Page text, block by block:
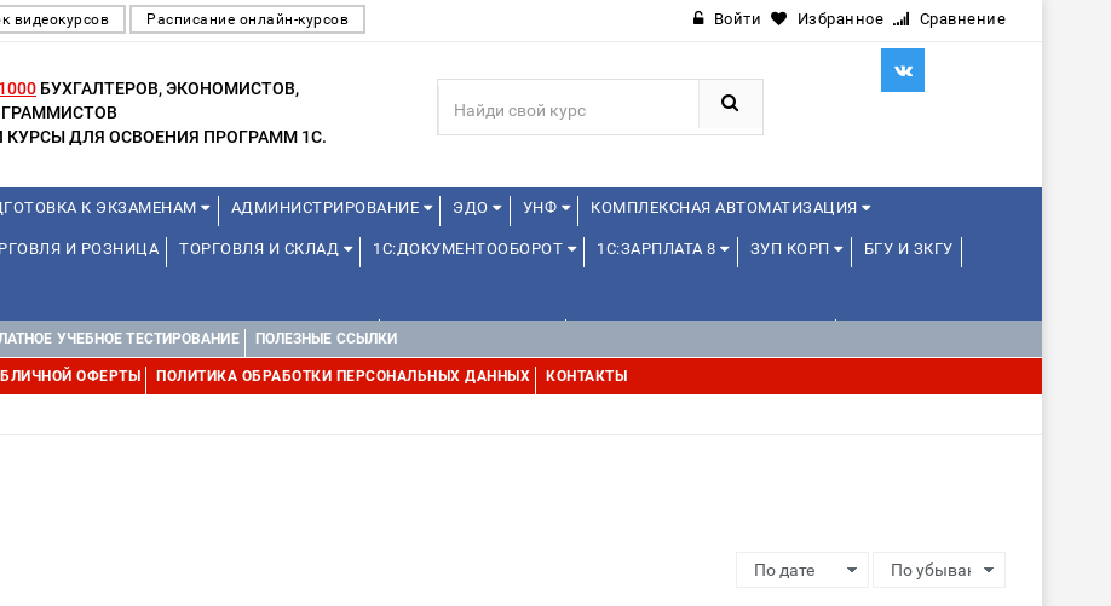
видеокурсов Расписание онлайн-курсов Войти Избранное Сравнение
БУХГАЛТЕРОВ, ЭКОНОМИСТОВ,
ДЛЯ ОСВОЕНИЯ ПРОГРАММ 1С.
К ЭКЗАМЕНАМ АДМИНИСТРИРОВАНИЕ ЭДО УНФ КОМПЛЕКСНАЯ АВТОМАТИЗАЦИЯ
И РОЗНИЦА ТОРГОВЛЯ И СКЛАД 1С:ДОКУМЕНТООБОРОТ 1С:ЗАРПЛАТА 8 ЗУП КОРП БГУ И ЗКГУ
ДЛЯ ПРЕПОДАВАТЕЛЕЙ ШКОЛЬНЫХ КУРСОВ ДЛЯ ШКОЛЬНИКОВ
1С:МЕДИЦИНА WEB, JAVA И ANDROID
УЧЕБНОЕ ТЕСТИРОВАНИЕ ПОЛЕЗНЫЕ ССЫЛКИ
ОФЕРТЫ ПОЛИТИКА ОБРАБОТКИ ПЕРСОНАЛЬНЫХ ДАННЫХ КОНТАКТЫ